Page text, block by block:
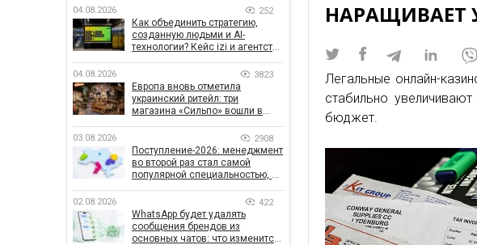
НАРАЩИВАЕТ
Легальные онлайн-
стабильно
бюджет.
04.08.2026 252
Как объединить стратегию,
созданную людьми и AI-
технологии? Кейс izi и агентства
04.08.2026 3823
Европа вновь отметила
украинский ритейл: три
магазина «Сильпо» вошли в
03.08.2026 2908
Поступление-2026: менеджмент
во второй раз стал самой
популярной специальностью, а
рекордным за последние 5 лет
02.08.2026 422
WhatsApp будет удалять
сообщения брендов из
основных чатов: что изменится